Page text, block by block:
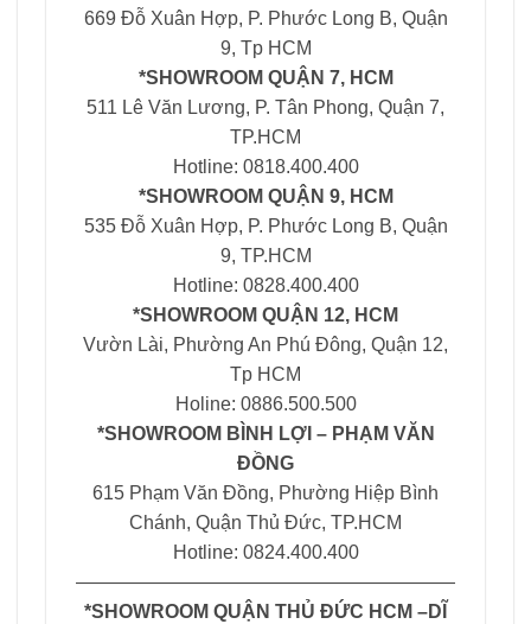
669 Đỗ Xuân Hợp, P. Phước Long B, Quận
9, Tp HCM
*SHOWROOM QUẬN 7, HCM
511 Lê Văn Lương, P. Tân Phong, Quận 7,
TP.HCM
Hotline: 0818.400.400
*SHOWROOM QUẬN 9, HCM
535 Đỗ Xuân Hợp, P. Phước Long B, Quận
9, TP.HCM
Hotline: 0828.400.400
*SHOWROOM QUẬN 12, HCM
Vườn Lài, Phường An Phú Đông, Quận 12,
Tp HCM
Holine: 0886.500.500
*SHOWROOM BÌNH LỢI – PHẠM VĂN
ĐỒNG
615 Phạm Văn Đồng, Phường Hiệp Bình
Chánh, Quận Thủ Đức, TP.HCM
Hotline: 0824.400.400
————————————————————
*SHOWROOM QUẬN THỦ ĐỨC HCM –DĨ